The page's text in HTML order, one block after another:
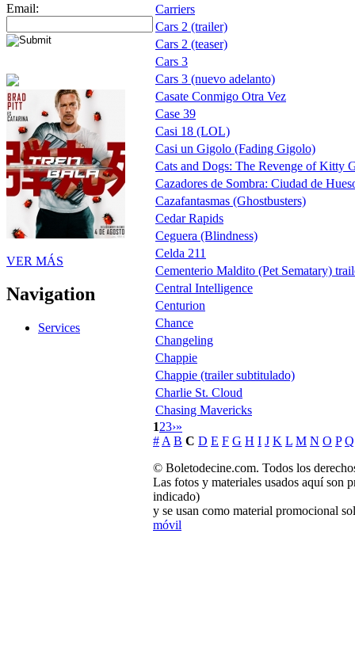
Email:
VER MÁS
Navigation
Services
Carriers
Cars 2 (trailer)
Cars 2 (teaser)
Cars 3
Cars 3 (nuevo adelanto)
Casate Conmigo Otra Vez
Case 39
Casi 18 (LOL)
Casi un Gigolo (Fading Gigolo)
Cats and Dogs: The Revenge of Kitty
Cazadores de Sombra: Ciudad de
Cazafantasmas (Ghostbusters)
Cedar Rapids
Ceguera (Blindness)
Celda 211
Cementerio Maldito (Pet Sematary)
Central Intelligence
Centurion
Chance
Changeling
Chappie
Chappie (trailer subtitulado)
Charlie St. Cloud
Chasing Mavericks
123›»
# A B C D E F G H I J K L M N O P Q
© Boletodecine.com. Todos los
Las fotos y materiales usados aquí son
indicado)
y se usan como material promocional
móvil